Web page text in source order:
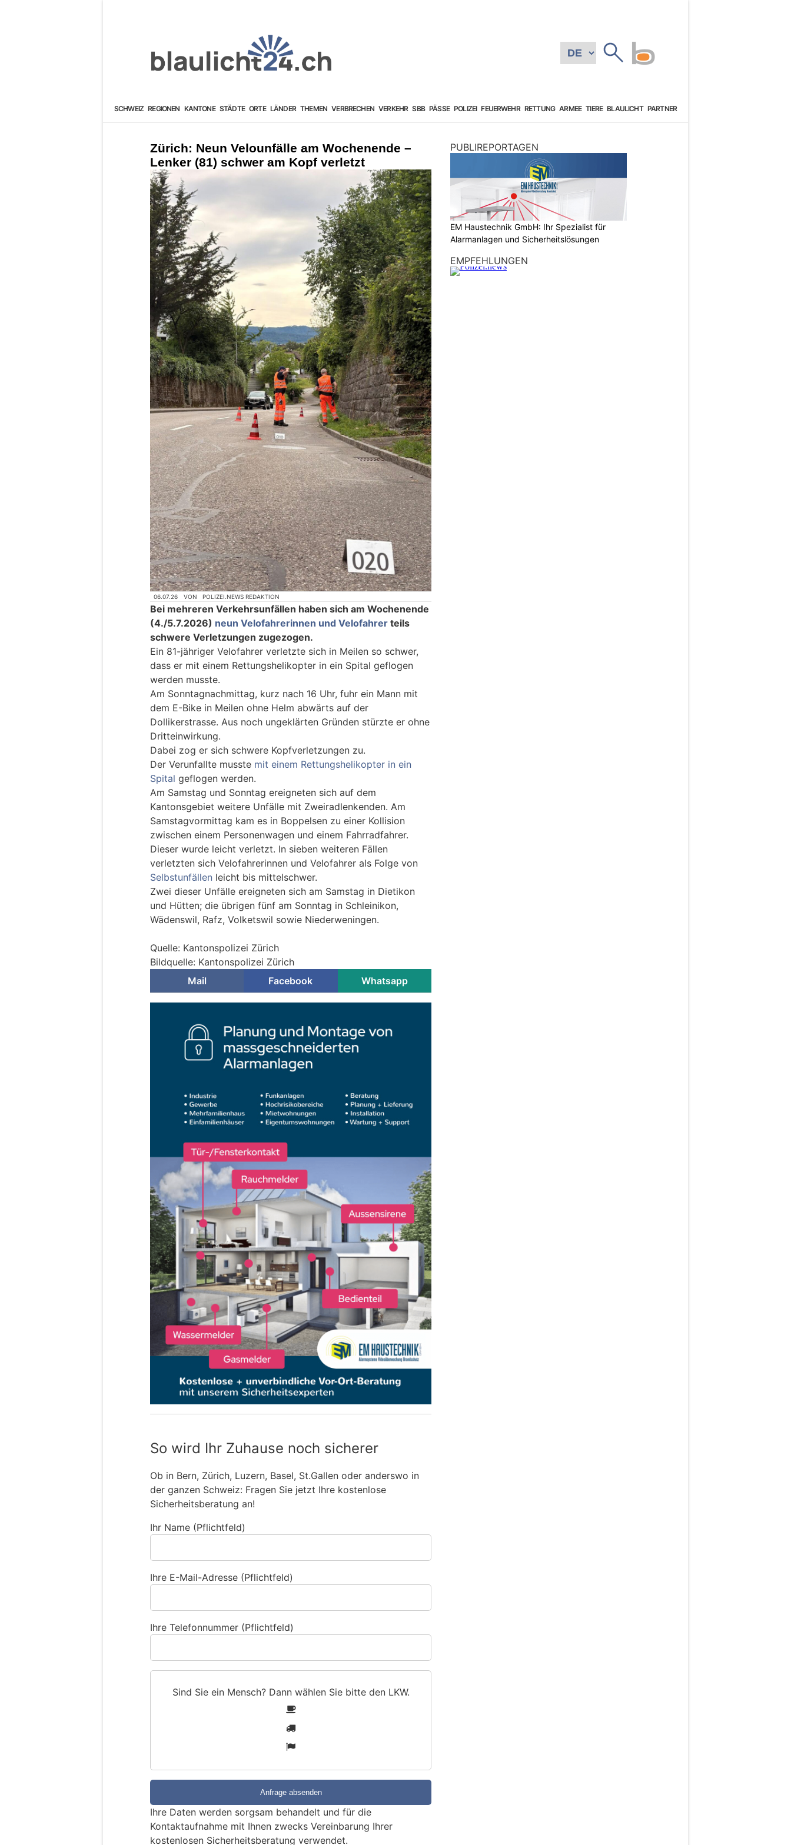
SCHWEIZ REGIONEN KANTONE STÄDTE ORTE LÄNDER THEMEN VERBRECHEN VERKEHR SBB PÄSSE POLIZEI FEUERWEHR RETTUNG ARMEE TIERE BLAULICHT PARTNER
Zürich: Neun Velounfälle am Wochenende –
Lenker (81) schwer am Kopf verletzt
06.07.26 VON POLIZEI.NEWS REDAKTION
Bei mehreren Verkehrsunfällen haben sich am Wochenende
(4./5.7.2026) neun Velofahrerinnen und Velofahrer teils
schwere Verletzungen zugezogen.
Ein 81-jähriger Velofahrer verletzte sich in Meilen so schwer,
dass er mit einem Rettungshelikopter in ein Spital geflogen
werden musste.
Am Sonntagnachmittag, kurz nach 16 Uhr, fuhr ein Mann mit
dem E-Bike in Meilen ohne Helm abwärts auf der
Dollikerstrasse. Aus noch ungeklärten Gründen stürzte er ohne
Dritteinwirkung.
Dabei zog er sich schwere Kopfverletzungen zu.
Der Verunfallte musste mit einem Rettungshelikopter in ein
Spital geflogen werden.
Am Samstag und Sonntag ereigneten sich auf dem
Kantonsgebiet weitere Unfälle mit Zweiradlenkenden. Am
Samstagvormittag kam es in Boppelsen zu einer Kollision
zwischen einem Personenwagen und einem Fahrradfahrer.
Dieser wurde leicht verletzt. In sieben weiteren Fällen
verletzten sich Velofahrerinnen und Velofahrer als Folge von
Selbstunfällen leicht bis mittelschwer.
Zwei dieser Unfälle ereigneten sich am Samstag in Dietikon
und Hütten; die übrigen fünf am Sonntag in Schleinikon,
Wädenswil, Rafz, Volketswil sowie Niederweningen.
Quelle: Kantonspolizei Zürich
Bildquelle: Kantonspolizei Zürich
Mail
Facebook Whatsapp
So wird Ihr Zuhause noch sicherer
Ob in Bern, Zürich, Luzern, Basel, St.Gallen oder anderswo in
der ganzen Schweiz: Fragen Sie jetzt Ihre kostenlose
Sicherheitsberatung an!
Ihr Name (Pflichtfeld)
Ihre E-Mail-Adresse (Pflichtfeld)
Ihre Telefonnummer (Pflichtfeld)
Sind Sie ein Mensch? Dann wählen Sie bitte den LKW.
e
i
n
Ihre Daten werden sorgsam behandelt und für die
Kontaktaufnahme mit Ihnen zwecks Vereinbarung Ihrer
kostenlosen Sicherheitsberatung verwendet.
PUBLIREPORTAGEN
EM Haustechnik GmbH: Ihr Spezialist für
Alarmanlagen und Sicherheitslösungen
EMPFEHLUNGEN